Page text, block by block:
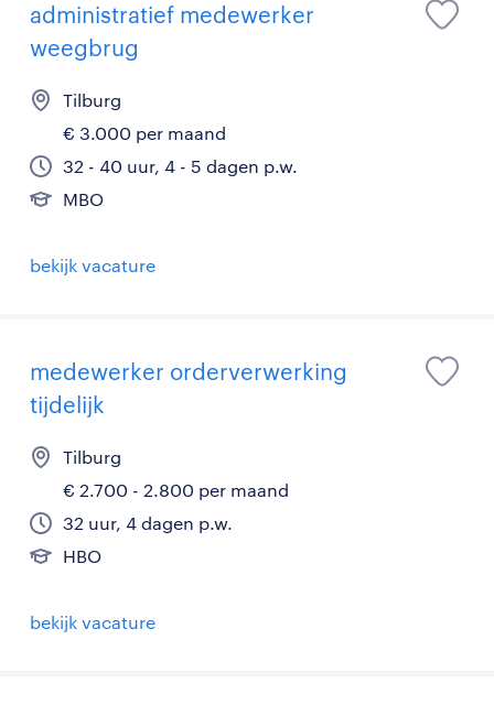
administratief medewerker
weegbrug
Tilburg
€ 3.000 per maand
32 - 40 uur, 4 - 5 dagen p.w.
MBO
bekijk vacature
medewerker orderverwerking
tijdelijk
Tilburg
€ 2.700 - 2.800 per maand
32 uur, 4 dagen p.w.
HBO
bekijk vacature